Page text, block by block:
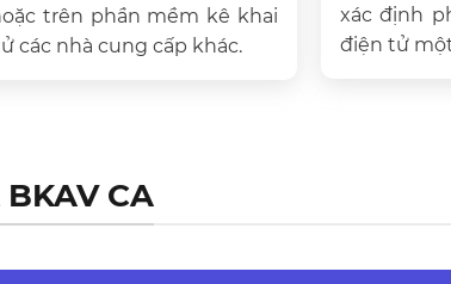
trên phần mềm kê khai
các nhà cung cấp khác.
xác định
điện tử
CA